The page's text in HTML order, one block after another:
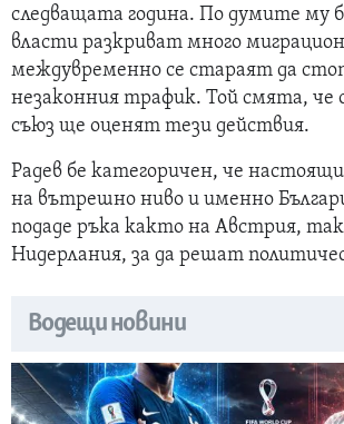
следващата година. По думите му
власти разкриват много
междувременно се стараят да
незаконния трафик. Той смята, че
съюз ще оценят тези действия.
Радев бе категоричен, че
на вътрешно ниво и именно
подаде ръка както на Австрия,
Нидерлания, за да решат
Водещи новини